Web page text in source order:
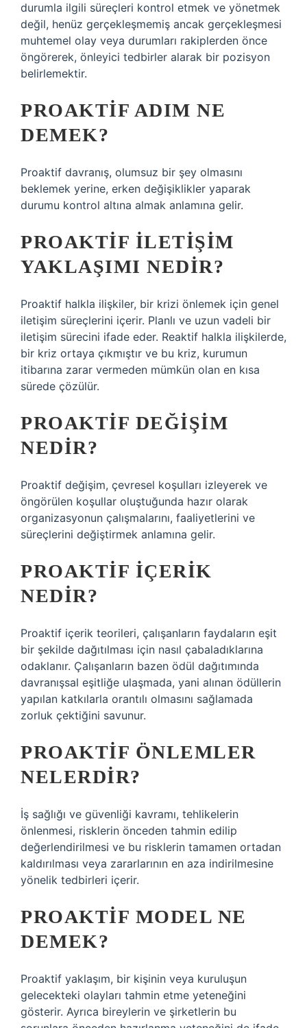
durumla ilgili süreçleri kontrol etmek ve yönetmek
değil, henüz gerçekleşmemiş ancak gerçekleşmesi
muhtemel olay veya durumları rakiplerden önce
öngörerek, önleyici tedbirler alarak bir pozisyon
belirlemektir.
PROAKTIF ADIM NE
DEMEK?
Proaktif davranış, olumsuz bir şey olmasını
beklemek yerine, erken değişiklikler yaparak
durumu kontrol altına almak anlamına gelir.
PROAKTIF ILETIŞIM
YAKLAŞIMI NEDIR?
Proaktif halkla ilişkiler, bir krizi önlemek için genel
iletişim süreçlerini içerir. Planlı ve uzun vadeli bir
iletişim sürecini ifade eder. Reaktif halkla ilişkilerde,
bir kriz ortaya çıkmıştır ve bu kriz, kurumun
itibarına zarar vermeden mümkün olan en kısa
sürede çözülür.
PROAKTIF DEĞIŞIM
NEDIR?
Proaktif değişim, çevresel koşulları izleyerek ve
öngörülen koşullar oluştuğunda hazır olarak
organizasyonun çalışmalarını, faaliyetlerini ve
süreçlerini değiştirmek anlamına gelir.
PROAKTIF IÇERIK
NEDIR?
Proaktif içerik teorileri, çalışanların faydaların eşit
bir şekilde dağıtılması için nasıl çabaladıklarına
odaklanır. Çalışanların bazen ödül dağıtımında
davranışsal eşitliğe ulaşmada, yani alınan ödüllerin
yapılan katkılarla orantılı olmasını sağlamada
zorluk çektiğini savunur.
PROAKTIF ÖNLEMLER
NELERDIR?
İş sağlığı ve güvenliği kavramı, tehlikelerin
önlenmesi, risklerin önceden tahmin edilip
değerlendirilmesi ve bu risklerin tamamen ortadan
kaldırılması veya zararlarının en aza indirilmesine
yönelik tedbirleri içerir.
PROAKTIF MODEL NE
DEMEK?
Proaktif yaklaşım, bir kişinin veya kuruluşun
gelecekteki olayları tahmin etme yeteneğini
gösterir. Ayrıca bireylerin ve şirketlerin bu